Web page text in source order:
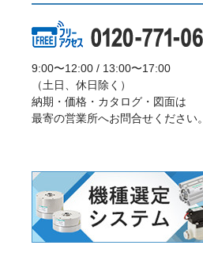
9:00〜12:00 / 13:00〜17:00
（土日、休日除く）
納期・価格・カタログ・図面は
最寄の営業所へお問合せください。